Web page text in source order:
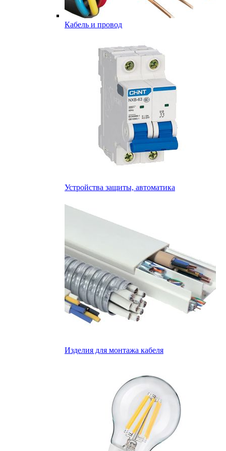
Кабель и провод
Устройства защиты, автоматика
Изделия для монтажа кабеля